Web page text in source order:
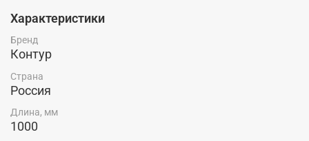
стыков, устойчивость к коррозии и зарастанию,
эстетичный внешний вид и малый вес, долговечность -
50 лет (при соблюдении параметров эксплуатации)
Характеристики
Бренд
Контур
Страна
Россия
Длина, мм
1000